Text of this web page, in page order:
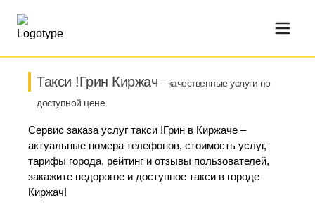
Такси !Грин Киржач – качественные услуги по
доступной цене
Сервис заказа услуг такси !Грин в Киржаче –
актуальные номера телефонов, стоимость услуг,
тарифы города, рейтинг и отзывы пользователей,
закажите недорогое и доступное такси в городе
Киржач!